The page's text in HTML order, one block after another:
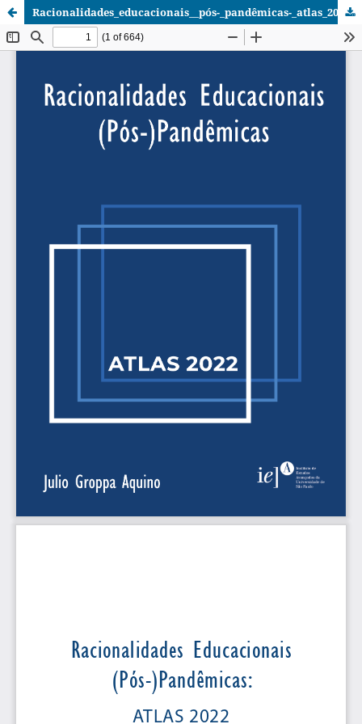
Racionalidades_educacionais__pós-_pandêmicas-_atlas_2022.pdf